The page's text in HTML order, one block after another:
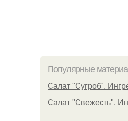
Популярные
Салат "Сугроб".
Салат "Свежесть".